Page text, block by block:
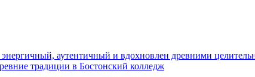
аутентичный и вдохновлен древними
традиции в Бостонский колледж